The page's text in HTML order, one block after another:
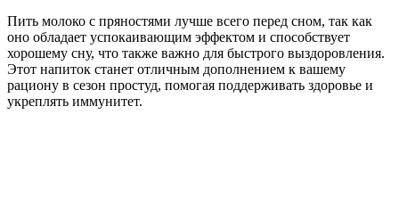
Пить молоко с пряностями лучше всего перед сном, так как
оно обладает успокаивающим эффектом и способствует
хорошему сну, что также важно для быстрого выздоровления.
Этот напиток станет отличным дополнением к вашему
рациону в сезон простуд, помогая поддерживать здоровье и
укреплять иммунитет.